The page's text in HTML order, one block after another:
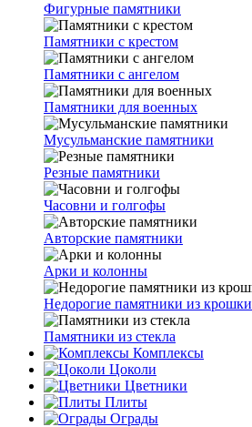
Фигурные памятники
Памятники с крестом
Памятники с ангелом
Памятники для военных
Мусульманские памятники
Резные памятники
Часовни и голгофы
Авторские памятники
Арки и колонны
Недорогие памятники из крошки
Памятники из стекла
Комплексы
Цоколи
Цветники
Плиты
Ограды